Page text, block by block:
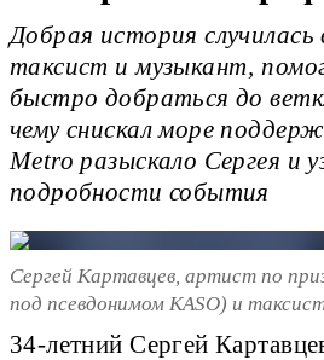
Добрая история
таксист и музыкант,
быстро добраться до
чему снискал море
Metro разыскало Сергея и
подробности события
Сергей Картавцев, артист по
под псевдонимом KASO) и
34-летний Сергей